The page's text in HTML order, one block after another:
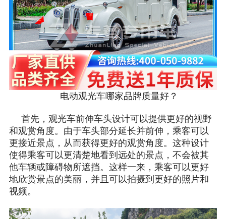
电动观光车哪家品牌质量好？
首先，观光车前伸车头设计可以提供更好的视野
和观赏角度。由于车头部分延长并前伸，乘客可以
更接近景点，从而获得更好的观赏角度。这种设计
使得乘客可以更清楚地看到远处的景点，不会被其
他车辆或障碍物所遮挡。这样一来，乘客可以更好
地欣赏景点的美丽，并且可以拍摄到更好的照片和
视频。